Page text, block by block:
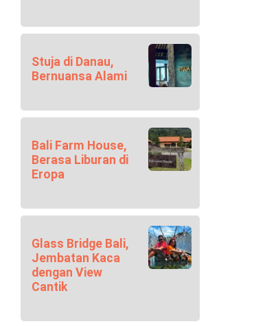
Stuja di Danau,
Bernuansa Alami
Bali Farm House,
Berasa Liburan di
Eropa
Glass Bridge Bali,
Jembatan Kaca
dengan View
Cantik